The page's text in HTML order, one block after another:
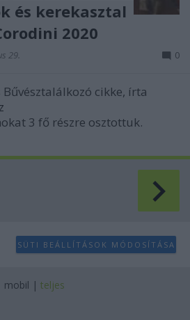
és kerekasztal
2020
29. 0
cikke, írta
3 fő részre osztottuk.
SÜTI BEÁLLÍTÁSOK MÓDOSÍTÁSA
mobil | teljes